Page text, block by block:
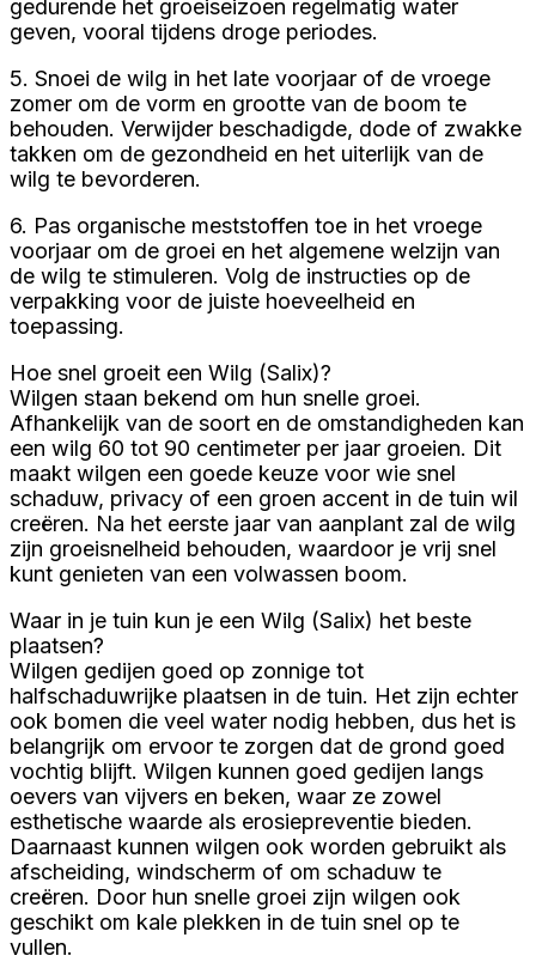
gedurende het groeiseizoen regelmatig water
geven, vooral tijdens droge periodes.
5. Snoei de wilg in het late voorjaar of de vroege
zomer om de vorm en grootte van de boom te
behouden. Verwijder beschadigde, dode of zwakke
takken om de gezondheid en het uiterlijk van de
wilg te bevorderen.
6. Pas organische meststoffen toe in het vroege
voorjaar om de groei en het algemene welzijn van
de wilg te stimuleren. Volg de instructies op de
verpakking voor de juiste hoeveelheid en
toepassing.
Hoe snel groeit een Wilg (Salix)?
Wilgen staan bekend om hun snelle groei.
Afhankelijk van de soort en de omstandigheden kan
een wilg 60 tot 90 centimeter per jaar groeien. Dit
maakt wilgen een goede keuze voor wie snel
schaduw, privacy of een groen accent in de tuin wil
creëren. Na het eerste jaar van aanplant zal de wilg
zijn groeisnelheid behouden, waardoor je vrij snel
kunt genieten van een volwassen boom.
Waar in je tuin kun je een Wilg (Salix) het beste
plaatsen?
Wilgen gedijen goed op zonnige tot
halfschaduwrijke plaatsen in de tuin. Het zijn echter
ook bomen die veel water nodig hebben, dus het is
belangrijk om ervoor te zorgen dat de grond goed
vochtig blijft. Wilgen kunnen goed gedijen langs
oevers van vijvers en beken, waar ze zowel
esthetische waarde als erosiepreventie bieden.
Daarnaast kunnen wilgen ook worden gebruikt als
afscheiding, windscherm of om schaduw te
creëren. Door hun snelle groei zijn wilgen ook
geschikt om kale plekken in de tuin snel op te
vullen.